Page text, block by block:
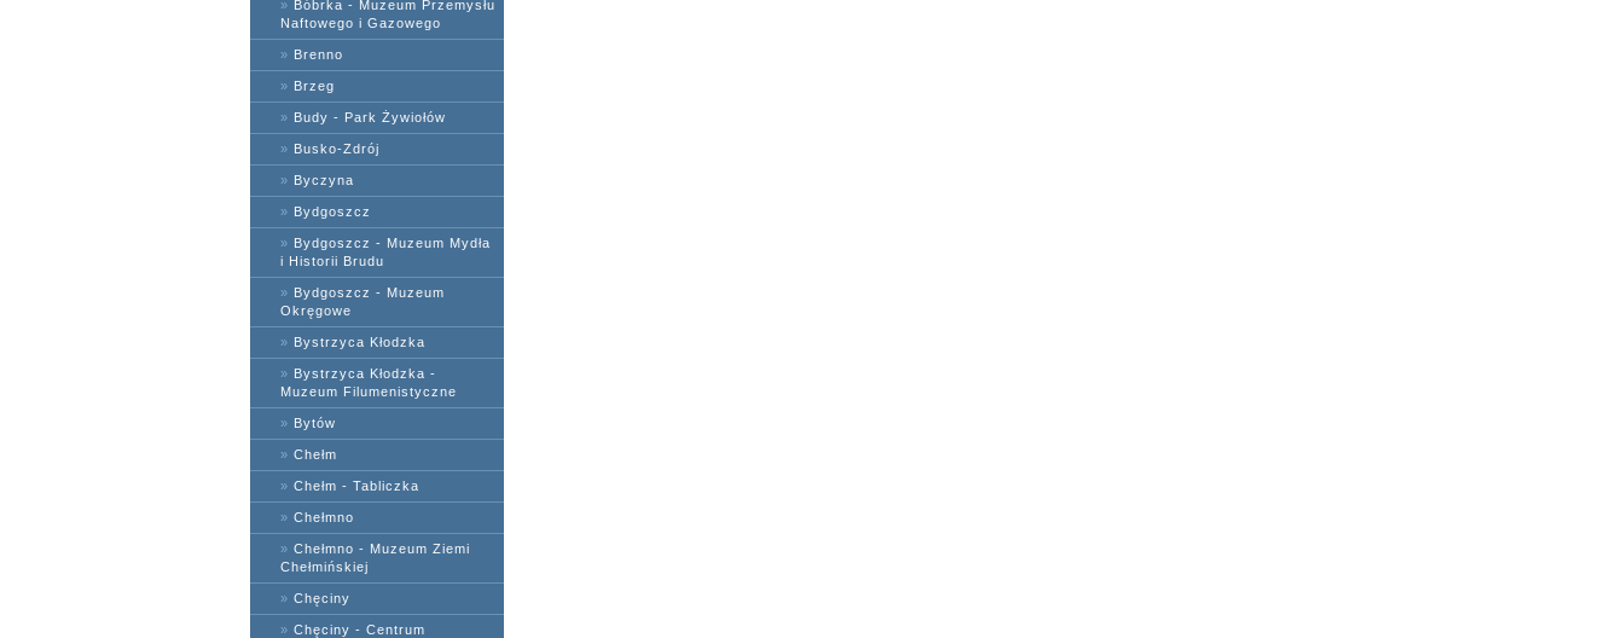
» Bóbrka - Muzeum Przemysłu
Naftowego i Gazowego
» Brenno
» Brzeg
» Budy - Park Żywiołów
» Busko-Zdrój
» Byczyna
» Bydgoszcz
» Bydgoszcz - Muzeum Mydła
i Historii Brudu
» Bydgoszcz - Muzeum
Okręgowe
» Bystrzyca Kłodzka
» Bystrzyca Kłodzka -
Muzeum Filumenistyczne
» Bytów
» Chełm
» Chełm - Tabliczka
» Chełmno
» Chełmno - Muzeum Ziemi
Chełmińskiej
» Chęciny
» Chęciny - Centrum